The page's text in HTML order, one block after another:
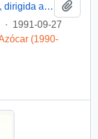
Carta del sr. Renato Guerra Estévez, dirigida al Presidente Patricio Aylwin
· 1991-09-27
(1990-